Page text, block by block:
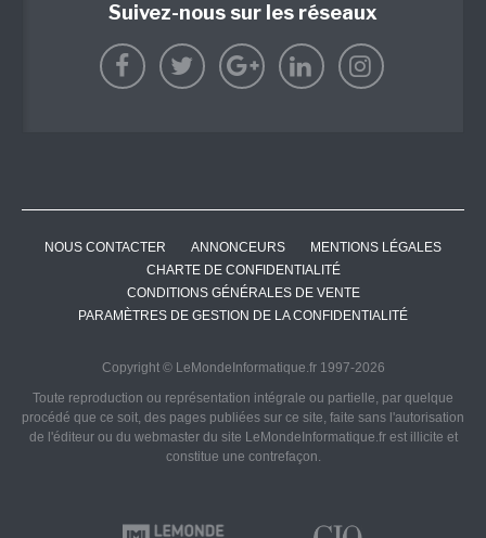
Suivez-nous sur les réseaux
NOUS CONTACTER ANNONCEURS
MENTIONS LÉGALES
CHARTE DE CONFIDENTIALITÉ
CONDITIONS GÉNÉRALES DE VENTE
PARAMÈTRES DE GESTION DE LA CONFIDENTIALITÉ
Copyright © LeMondeInformatique.fr 1997-2026
Toute reproduction ou représentation intégrale ou partielle, par quelque
procédé que ce soit, des pages publiées sur ce site, faite sans l'autorisation
de l'éditeur ou du webmaster du site LeMondeInformatique.fr est illicite et
constitue une contrefaçon.